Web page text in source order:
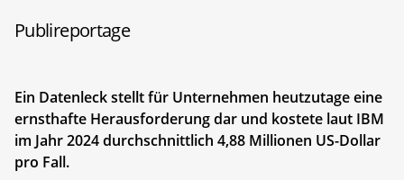
Publireportage
Ein Datenleck stellt für Unternehmen heutzutage eine
ernsthafte Herausforderung dar und kostete laut IBM
im Jahr 2024 durchschnittlich 4,88 Millionen US-Dollar
pro Fall.